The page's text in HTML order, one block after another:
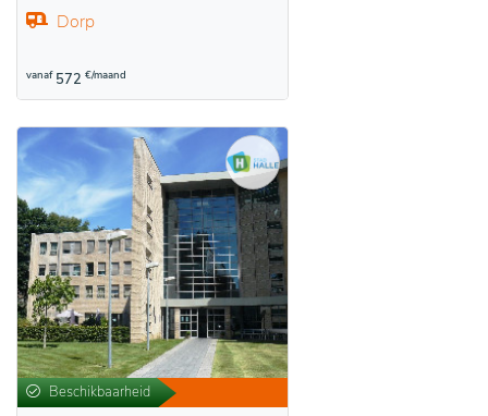
Dorp
vanaf 572 €/maand
Beschikbaarheid